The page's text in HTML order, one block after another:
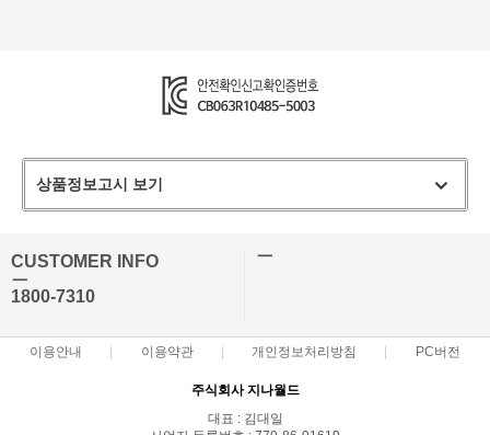
상품정보고시 보기
CUSTOMER INFO
ㅡ
1800-7310
ㅡ
이용안내 이용약관 개인정보처리방침 PC버전
주식회사 지나월드
대표 : 김대일